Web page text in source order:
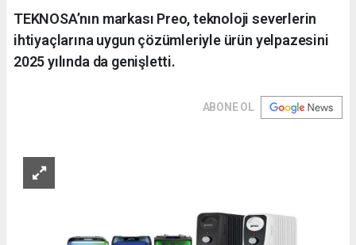
TEKNOSA’nın markası Preo, teknoloji severlerin
ihtiyaçlarına uygun çözümleriyle ürün yelpazesini
2025 yılında da genişletti.
ABONE OL